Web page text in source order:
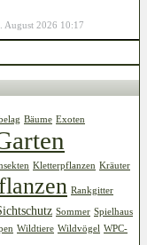
August 2026 10:17
Bäume Exoten
Kletterpflanzen Kräuter
Rankgitter
Sommer Spielhaus
Wildtiere Wildvögel WPC-